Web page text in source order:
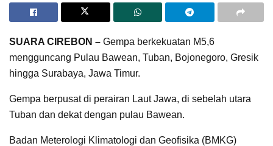
SUARA CIREBON – Gempa berkekuatan M5,6
mengguncang Pulau Bawean, Tuban, Bojonegoro, Gresik
hingga Surabaya, Jawa Timur.
Gempa berpusat di perairan Laut Jawa, di sebelah utara
Tuban dan dekat dengan pulau Bawean.
Badan Meterologi Klimatologi dan Geofisika (BMKG)